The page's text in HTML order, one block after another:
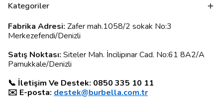
Kategoriler
Fabrika Adresi: Zafer mah.1058/2 sokak No:3
Merkezefendi/Denizli
Satış Noktası: Siteler Mah. İncilipınar Cad. No:61 8A2/A
Pamukkale/Denizli
📞 İletişim Ve Destek: 0850 335 10 11
✉️ E-posta: destek@burbella.com.tr